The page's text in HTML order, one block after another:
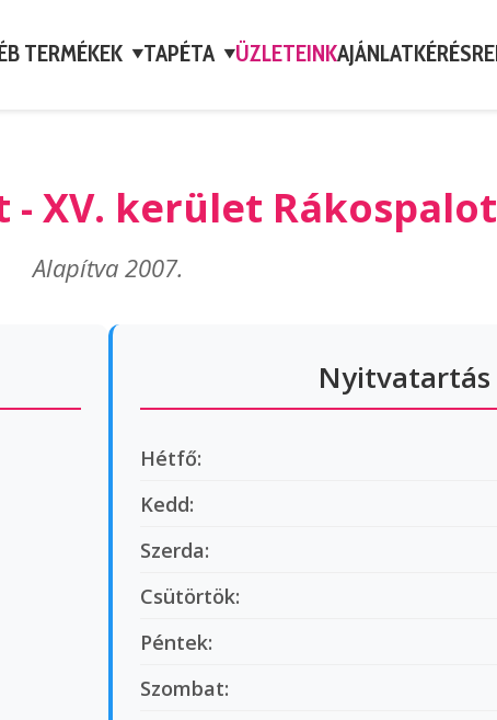
TERMÉKEK ▼TAPÉTA ▼ÜZLETEINKAJÁNLATKÉRÉS
- XV. kerület
Alapítva 2007.
Nyitvatartás
Hétfő:
Kedd:
Szerda:
Csütörtök:
Péntek:
Szombat: